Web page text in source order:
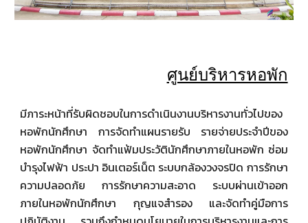
ศูนย์บริหารหอพัก
มีภาระหน้าที่รับผิดชอบในการดำเนินงานบริหารงานทั่วไปของ
หอพักนักศึกษา การจัดทำแผนรายรับ รายจ่ายประจำปีของ
หอพักนักศึกษา จัดทำแฟ้มประวัตินักศึกษาภายในหอพัก ซ่อม
บำรุงไฟฟ้า ประปา อินเตอร์เน็ต ระบบกล้องวงจรปิด การรักษา
ความปลอดภ้ย การรักษาความสะอาด ระบบผ่านเข้าออก
ภายในหอพักนักศึกษา กุญแจสำรอง และจัดทำคู่มือการ